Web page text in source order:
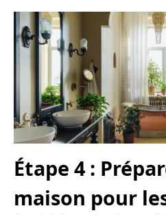
Étape 4 :
maison pour